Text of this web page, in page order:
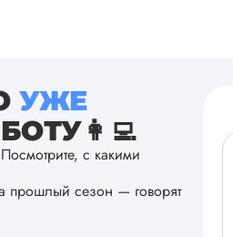
УЖЕ
с какими
прошлый сезон — говорят